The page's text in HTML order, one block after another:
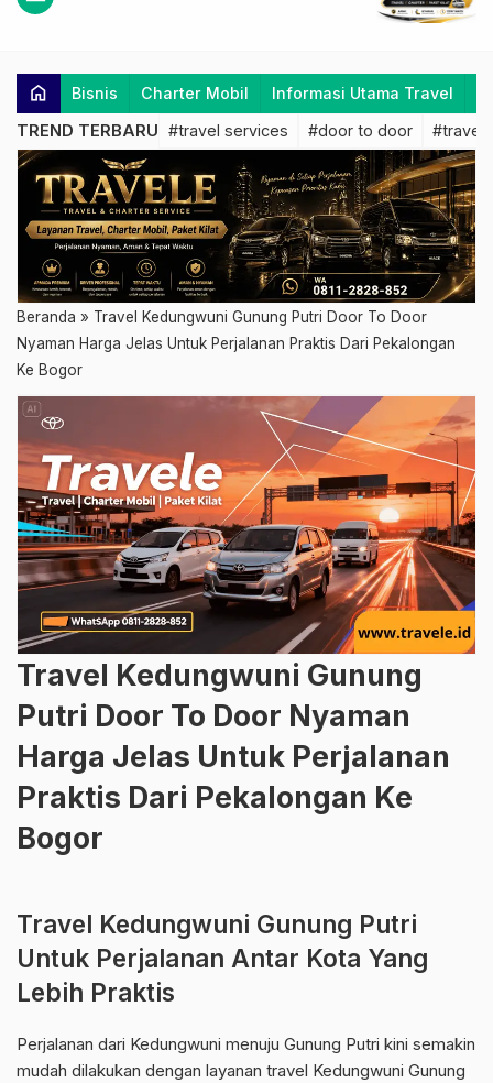
home Bisnis Charter Mobil Informasi Utama Travel
TREND TERBARU #travel services #door to door #travel
Beranda » Travel Kedungwuni Gunung Putri Door To Door
Nyaman Harga Jelas Untuk Perjalanan Praktis Dari Pekalongan
Ke Bogor
Travel Kedungwuni Gunung
Putri Door To Door Nyaman
Harga Jelas Untuk Perjalanan
Praktis Dari Pekalongan Ke
Bogor
Travel Kedungwuni Gunung Putri
Untuk Perjalanan Antar Kota Yang
Lebih Praktis
Perjalanan dari Kedungwuni menuju Gunung Putri kini semakin
mudah dilakukan dengan layanan travel Kedungwuni Gunung